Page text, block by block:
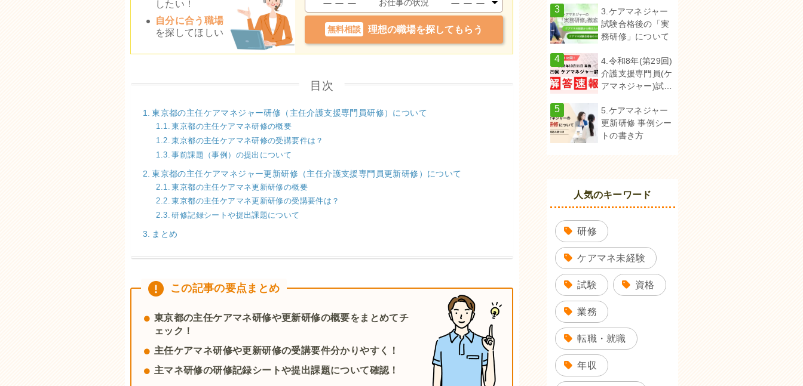
したい！
自分に合う職場
を探してほしい
精神保健福祉士
介護福祉士
社会福祉主事任用
サービス管理責任者
無資格
その他
無料相談 理想の職場を探してもらう
目次
東京都の主任ケアマネジャー研修（主任介護支援専門員研修）について
東京都の主任ケアマネ研修の概要
東京都の主任ケアマネ研修の受講要件は？
事前課題（事例）の提出について
東京都の主任ケアマネジャー更新研修（主任介護支援専門員更新研修）について
東京都の主任ケアマネ更新研修の概要
東京都の主任ケアマネ更新研修の受講要件は？
研修記録シートや提出課題について
まとめ
この記事の要点まとめ
東京都の主任ケアマネ研修や更新研修の概要をまとめてチ
ェック！
主任ケアマネ研修や更新研修の受講要件分かりやすく！
主マネ研修の研修記録シートや提出課題について確認！
3.ケアマネジャー
試験合格後の「実
務研修」について
4.令和8年(第29回)
介護支援専門員(ケ
アマネジャー)試験
5.ケアマネジャー
更新研修 事例シー
トの書き方
人気のキーワード
研修
ケアマネ未経験
試験 資格
業務
転職・就職
年収